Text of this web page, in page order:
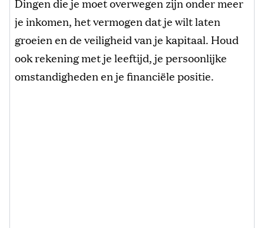
je inkomen, het vermogen dat je wilt laten
groeien en de veiligheid van je kapitaal. Houd
ook rekening met je leeftijd, je persoonlijke
omstandigheden en je financiële positie.